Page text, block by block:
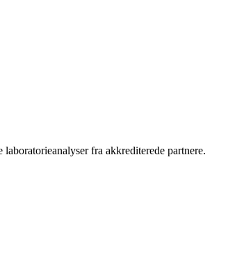
fra akkrediterede partnere.